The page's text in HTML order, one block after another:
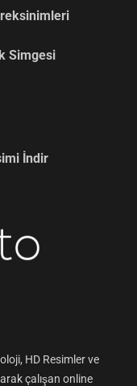
Simgesi
İndir
HD Resimler ve
çalışan online